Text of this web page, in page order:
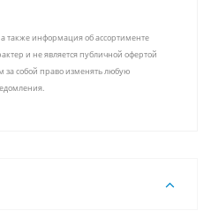
также информация об ассортименте
и не является публичной офертой
за собой право изменять любую